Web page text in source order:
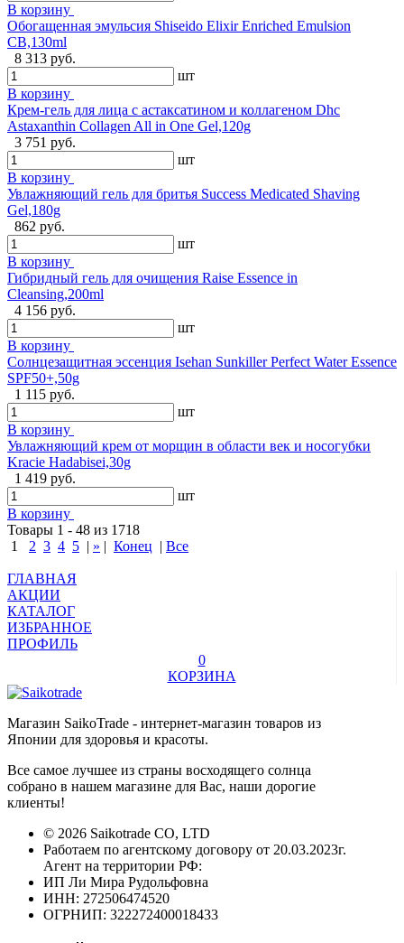
В корзину
Обогащенная эмульсия Shiseido Elixir Enriched Emulsion
CB,130ml
8 313 руб.
шт
В корзину
Крем-гель для лица с астаксатином и коллагеном Dhc
Astaxanthin Collagen All in One Gel,120g
3 751 руб.
шт
В корзину
Увлажняющий гель для бритья Success Medicated Shaving
Gel,180g
862 руб.
шт
В корзину
Гибридный гель для очищения Raise Essence in
Cleansing,200ml
4 156 руб.
шт
В корзину
Солнцезащитная эссенция Isehan Sunkiller Perfect Water Essence
SPF50+,50g
1 115 руб.
шт
В корзину
Увлажняющий крем от морщин в области век и носогубки
Kracie Hadabisei,30g
1 419 руб.
шт
В корзину
Товары 1 - 48 из 1718
1
2 3 4 5 | » | Конец | Все
ГЛАВНАЯ
АКЦИИ
КАТАЛОГ
ИЗБРАННОЕ
ПРОФИЛЬ
0
КОРЗИНА
Магазин SaikoTrade - интернет-магазин товаров из
Японии для здоровья и красоты.
Все самое лучшее из страны восходящего солнца
собрано в нашем магазине для Вас, наши дорогие
клиенты!
© 2026 Saikotrade CO, LTD
Работаем по агентскому договору от 20.03.2023г.
Агент на территории РФ:
ИП Ли Мира Рудольфовна
ИНН: 272506474520
ОГРНИП: 322272400018433